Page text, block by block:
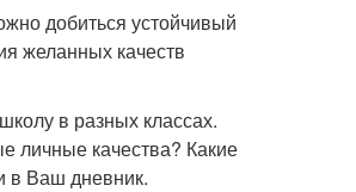
добиться устойчивый
желанных качеств
в разных классах.
личные качества? Какие
в Ваш дневник.